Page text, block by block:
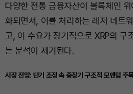
다양한 전통 금융자산이 블록체인
화되면서, 이를 처리하는 레저 네트
고, 이 수요가 장기적으로 XRP의 구
는 분석이 제기된다.
시장 전망: 단기 조정 속 중장기 구조적 모멘텀 주